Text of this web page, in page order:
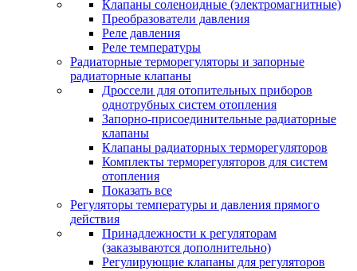
Клапаны соленоидные (электромагнитные)
Преобразователи давления
Реле давления
Реле температуры
Радиаторные терморегуляторы и запорные
радиаторные клапаны
Дроссели для отопительных приборов
однотрубных систем отопления
Запорно-присоединительные радиаторные
клапаны
Клапаны радиаторных терморегуляторов
Комплекты терморегуляторов для систем
отопления
Показать все
Регуляторы температуры и давления прямого
действия
Принадлежности к регуляторам
(заказываются дополнительно)
Регулирующие клапаны для регуляторов